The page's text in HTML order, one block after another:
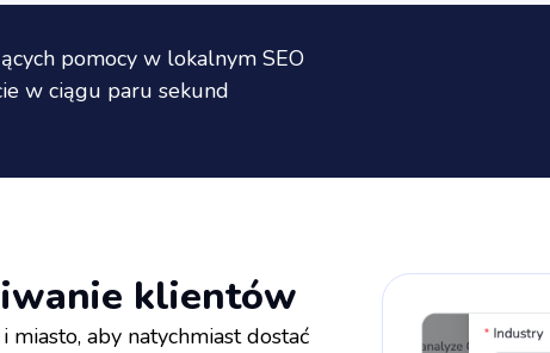
pomocy w lokalnym SEO
w ciągu paru sekund
klientów
aby natychmiast dostać